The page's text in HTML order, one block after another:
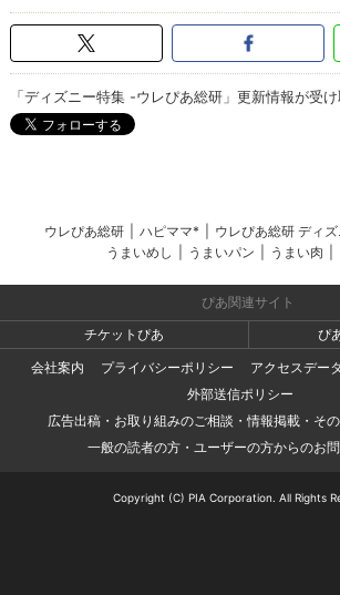
「ディズニー特集 -ウレぴあ総研」更新情報が受
ウレぴあ総研 ハピママ* ウレぴあ総研 ディ
うまいめし
うまいパン うまい肉
ぴあ関連サイト
チケットぴあ
ぴ
会社案内
プライバシーポリシー
アクセスデー
外部送信ポリシー
広告出稿・お取り組みのご相談・情報掲載・そ
一般の読者の方・ユーザーの方からのお
Copyright (C) PIA Corporation. All Rights